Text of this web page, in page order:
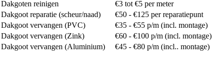
Dakgoten reinigen
€3 tot €5 per meter
Dakgoot reparatie (scheur/naad)
€50 - €125 per reparatiepunt
Dakgoot vervangen (PVC)
€35 - €55 p/m (incl. montage)
Dakgoot vervangen (Zink)
€60 - €100 p/m (incl. montage)
Dakgoot vervangen (Aluminium)
€45 - €80 p/m (incl.. montage)